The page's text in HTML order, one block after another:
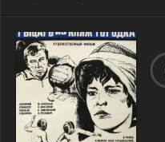
начала меняться.
что добавило ярких
дальше сложится их
принесет каждому из них?